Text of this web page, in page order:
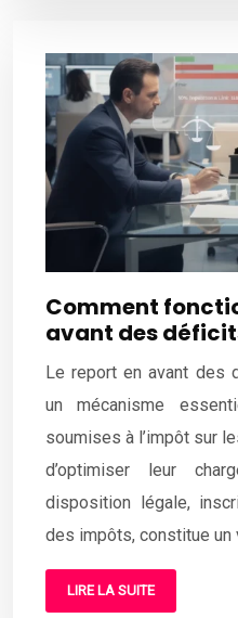
Comment
avant des
Le report en avant des
un mécanisme
soumises à l’impôt sur
d’optimiser leur
disposition légale,
des impôts, constitue un
LIRE LA SUITE